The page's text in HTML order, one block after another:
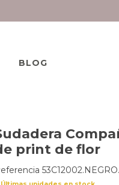
BLOG
print de flor